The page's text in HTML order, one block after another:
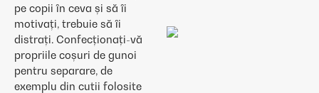
pe copii în ceva și să îi
motivați, trebuie să îi
distrați. Confecționați-vă
propriile coșuri de gunoi
pentru separare, de
exemplu din cutii folosite